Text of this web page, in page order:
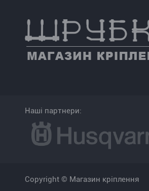
Наші партнери:
Copyright © Магазин кріплення